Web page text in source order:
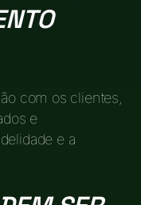
com os clientes,
e
e a